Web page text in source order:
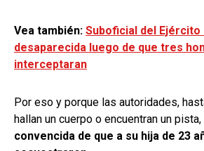
Vea también: Suboficial del Ejército
desaparecida luego de que tres
interceptaran
Por eso y porque las autoridades,
hallan un cuerpo o encuentran un
convencida de que a su hija de 23